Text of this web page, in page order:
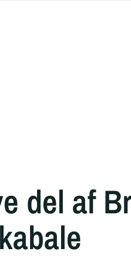
del af